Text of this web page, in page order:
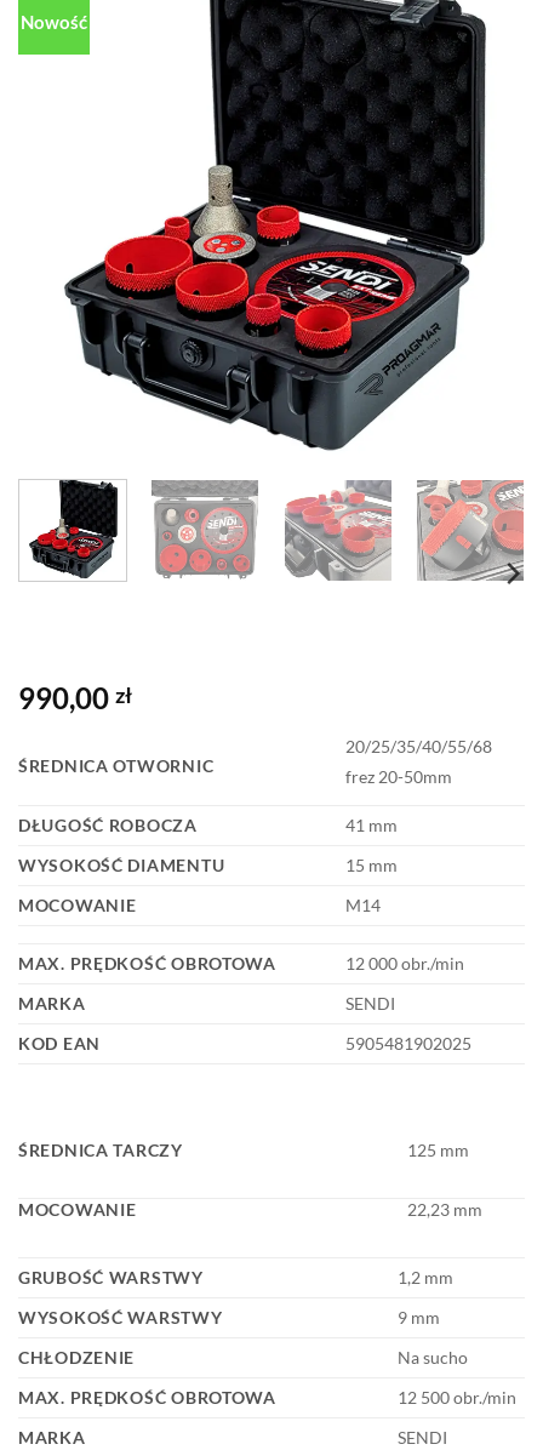
Nowość
990,00 zł
ŚREDNICA OTWORNIC
20/25/35/40/55/68
frez 20-50mm
DŁUGOŚĆ ROBOCZA
41 mm
WYSOKOŚĆ DIAMENTU
15 mm
MOCOWANIE
M14
MAX. PRĘDKOŚĆ OBROTOWA
12 000 obr./min
MARKA
SENDI
KOD EAN
5905481902025
ŚREDNICA TARCZY 125 mm
MOCOWANIE 22,23 mm
GRUBOŚĆ WARSTWY
1,2 mm
WYSOKOŚĆ WARSTWY
9 mm
CHŁODZENIE
Na sucho
MAX. PRĘDKOŚĆ OBROTOWA
12 500 obr./min
MARKA
SENDI